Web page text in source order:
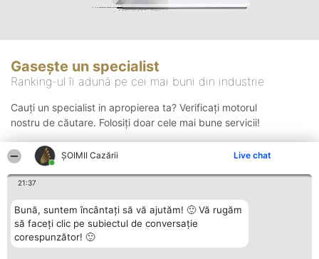
ȘOIMII Cazării Live chat
21:37
Bună, suntem încântați să vă ajutăm! 🙂 Vă rugăm
să faceți clic pe subiectul de conversație
corespunzător! 🙂
Gasește un specialist
Ranking-ul îi adună pe cei mai buni din industrie
Cauți un specialist in apropierea ta? Verificați motorul
nostru de căutare. Folosiți doar cele mai bune servicii!